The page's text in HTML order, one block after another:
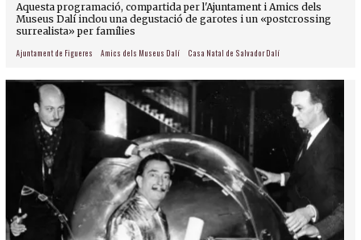
Aquesta programació, compartida per l'Ajuntament i Amics dels
Museus Dalí inclou una degustació de garotes i un «postcrossing
surrealista» per famílies
Ajuntament de Figueres Amics dels Museus Dalí Casa Natal de Salvador Dalí